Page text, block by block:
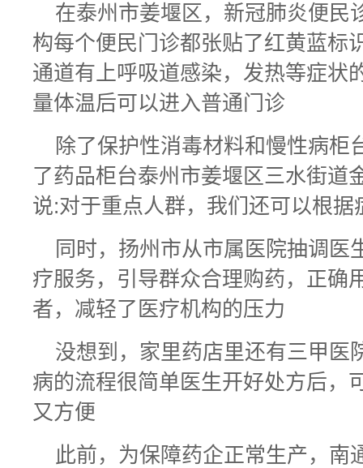
在泰州市姜堰区，新冠肺炎便民
构每个便民门诊都张贴了红黄蓝标
通道有上呼吸道感染，发热等症状
量体温后可以进入普通门诊
除了保护性消毒材料和慢性病柜
了药品柜台泰州市姜堰区三水街道
说:对于重点人群，我们还可以根据
同时，扬州市从市属医院抽调医
疗服务，引导群众合理购药，正确
者，减轻了医疗机构的压力
没想到，家里药店里还有三甲医
病的流程很简单医生开好处方后，
又方便
此前，为保障药企正常生产，南